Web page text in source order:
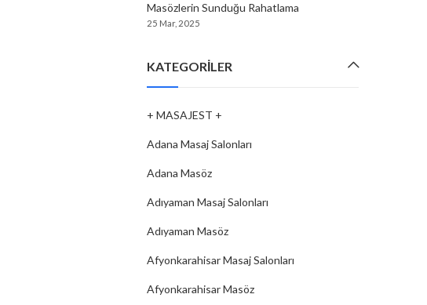
Masözlerin Sunduğu Rahatlama
25 Mar, 2025
KATEGORILER
+ MASAJEST +
Adana Masaj Salonları
Adana Masöz
Adıyaman Masaj Salonları
Adıyaman Masöz
Afyonkarahisar Masaj Salonları
Afyonkarahisar Masöz